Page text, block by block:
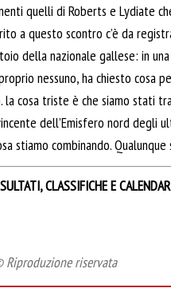
quelli di Roberts e Lydiate
a questo scontro c’è da
della nazionale gallese: in
nessuno, ha chiesto
la cosa triste è che siamo stati
dell’Emisfero nord degli
stiamo combinando.
CLASSIFICHE E
Riproduzione riservata